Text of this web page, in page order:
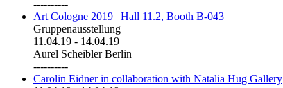
----------
Art Cologne 2019 | Hall 11.2, Booth B-043
Gruppenausstellung
11.04.19 - 14.04.19
Aurel Scheibler Berlin
----------
Carolin Eidner in collaboration with Natalia Hug Gallery